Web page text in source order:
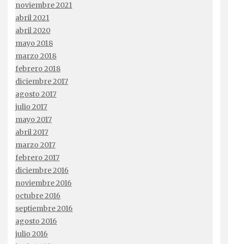
noviembre 2021
abril 2021
abril 2020
mayo 2018
marzo 2018
febrero 2018
diciembre 2017
agosto 2017
julio 2017
mayo 2017
abril 2017
marzo 2017
febrero 2017
diciembre 2016
noviembre 2016
octubre 2016
septiembre 2016
agosto 2016
julio 2016